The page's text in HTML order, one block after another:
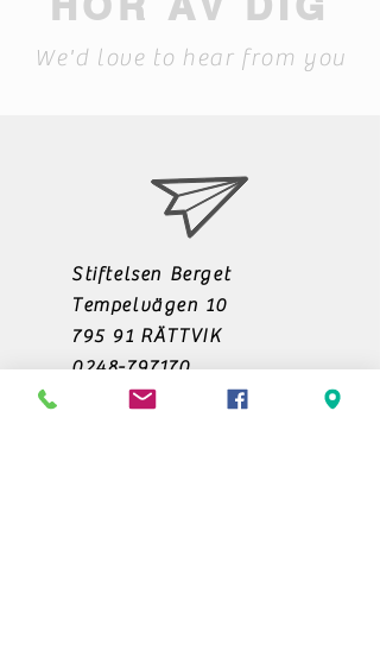
We'd love to hear from you
Stiftelsen Berget
Tempelvägen 10
795 91 RÄTTVIK
0248-797170